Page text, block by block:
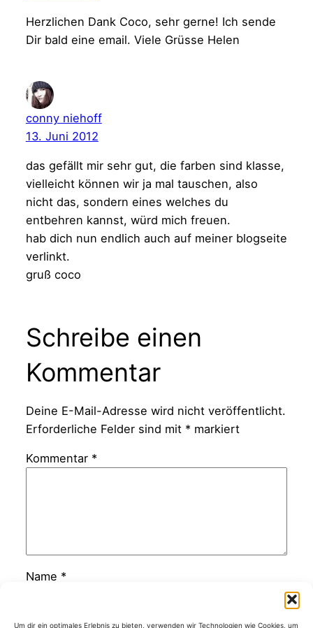
Um dir ein optimales Erlebnis zu bieten, verwenden wir Technologien wie Cookies, um
Herzlichen Dank Coco, sehr gerne! Ich sende
Dir bald eine email. Viele Grüsse Helen
conny niehoff
13. Juni 2012
das gefällt mir sehr gut, die farben sind klasse,
vielleicht können wir ja mal tauschen, also
nicht das, sondern eines welches du
entbehren kannst, würd mich freuen.
hab dich nun endlich auch auf meiner blogseite
verlinkt.
gruß coco
Schreibe einen
Kommentar
Deine E-Mail-Adresse wird nicht veröffentlicht.
Erforderliche Felder sind mit *markiert
Kommentar *
Name *
E-Mail-Adresse*